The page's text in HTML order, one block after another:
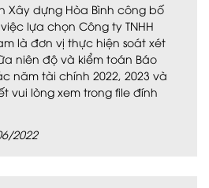
Xây dựng Hòa Bình công bố
lựa chọn Công ty TNHH
là đơn vị thực hiện soát xét
niên độ và kiểm toán Báo
năm tài chính 2022, 2023 và
vui lòng xem trong file đính
2022